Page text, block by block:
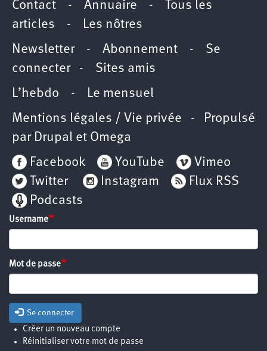
Contact - Annuaire -
Tous les
articles - Les nôtres
Newsletter- Abonnement - Se
connecter- Sites amis
L’hebdo - Le mensuel
Mentions légales / Vie privée - Propulsé
par Drupal et Omega
Facebook
YouTube
Vimeo
Twitter
Instagram
Flux RSS
Podcasts
Username
Mot de passe
Se connecter
Créer un nouveau compte
Réinitialiser votre mot de passe